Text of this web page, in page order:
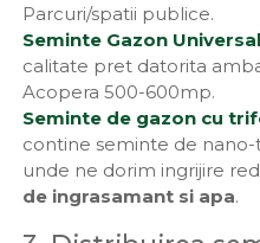
Parcuri/spatii publice.
Seminte Gazon
calitate pret datorita
Acopera 500-600mp.
Seminte de gazon cu
contine seminte de
unde ne dorim ingrijire
de ingrasamant si apa.